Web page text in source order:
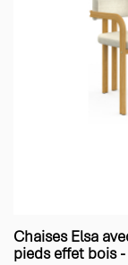
Chaises Elsa avec accoudoirs tissu beige
pieds effet bois